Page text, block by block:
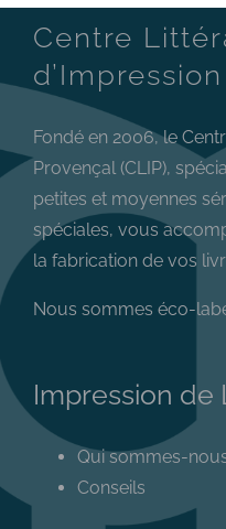
Centre
Fondé en 2006, le
Provençal (CLIP),
petites et moyennes
spéciales, vous
la fabrication de vos
Nous sommes éco-
Impression de
Qui sommes-
Conseils